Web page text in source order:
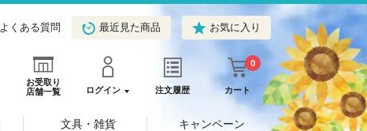
よくある質問 最近見た商品 お気に入り
お受取り
店舗一覧
ログイン 注文履歴 カート
0
文具・雑貨 キャンペーン